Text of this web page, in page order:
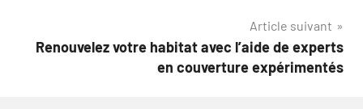
Article suivant
Renouvelez votre habitat avec l’aide de experts
en couverture expérimentés